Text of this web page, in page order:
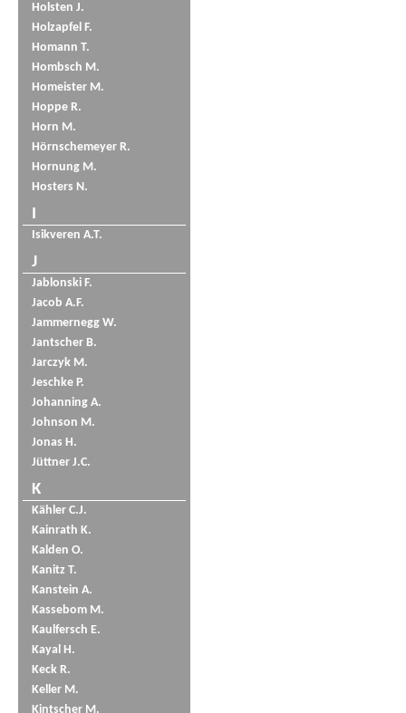
Holsten J.
Holzapfel F.
Homann T.
Hombsch M.
Homeister M.
Hoppe R.
Horn M.
Hörnschemeyer R.
Hornung M.
Hosters N.
I
Isikveren A.T.
J
Jablonski F.
Jacob A.F.
Jammernegg W.
Jantscher B.
Jarczyk M.
Jeschke P.
Johanning A.
Johnson M.
Jonas H.
Jüttner J.C.
K
Kähler C.J.
Kainrath K.
Kalden O.
Kanitz T.
Kanstein A.
Kassebom M.
Kaulfersch E.
Kayal H.
Keck R.
Keller M.
Kintscher M.